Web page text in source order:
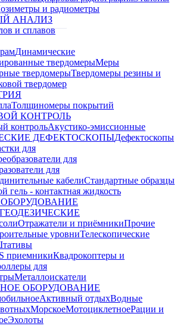
и радиометры
АНАЛИЗ
и сплавов
Динамические
твердомерыМеры
твердомерыТвердомеры резины и
твердомер
Толщиномеры покрытий
КОНТРОЛЬ
контрольАкустико-эмиссионные
ДЕФЕКТОСКОПЫДефектоскопы
для
для
для
кабелиСтандартные образцы
гель - контактная жидкость
Отражатели и приёмникиПрочие
уровниТелескопические
приемникиКвадрокоптеры и
для
Металлоискатели
ОБОРУДОВАНИЕ
Активный отдыхВодные
МорскоеМотоциклетноеРации и
Эхолоты